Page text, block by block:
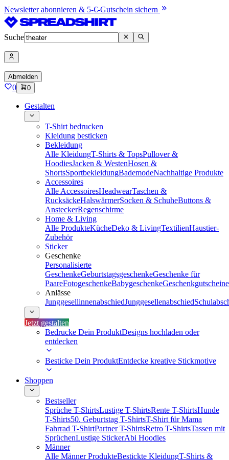
Newsletter abonnieren & 5-€-Gutschein sichern
Suche
Abmelden
0 0
Gestalten
T-Shirt bedrucken
Kleidung besticken
Bekleidung
Alle KleidungT-Shirts & TopsPullover &
HoodiesJacken & WestenHosen &
ShortsSportbekleidungBademodeNachhaltige Produkte
Accessoires
Alle AccessoiresHeadwearTaschen &
RucksäckeHalswärmerSocken & SchuheButtons &
AnsteckerRegenschirme
Home & Living
Alle ProdukteKücheDeko & LivingTextilienHaustier-
Zubehör
Sticker
Geschenke
Personalisierte
GeschenkeGeburtstagsgeschenkeGeschenke für
PaareFotogeschenkeBabygeschenkeGeschenkgutscheine
Anlässe
JunggesellinnenabschiedJunggesellenabschied
Jetzt gestalten
Bedrucke Dein ProduktDesigns hochladen oder
entdecken
Besticke Dein ProduktEntdecke kreative Stickmotive
Shoppen
Bestseller
Sprüche T-ShirtsLustige T-ShirtsRente T-ShirtsHunde
T-Shirts50. Geburtstag T-ShirtsT-Shirt für Mama
Fahrrad T-ShirtPartner T-ShirtsRetro T-ShirtsTassen mit
SprüchenLustige StickerAbi Hoodies
Männer
Alle Männer ProdukteBestickte KleidungT-Shirts &